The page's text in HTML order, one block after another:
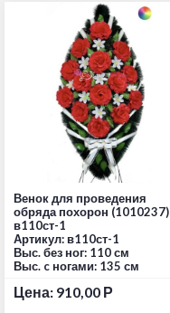
Венок для проведения
обряда похорон (1010237)
в110ст-1
Артикул: в110ст-1
Выс. без ног: 110 см
Выс. c ногами: 135 см
Цена: 910,00 Р